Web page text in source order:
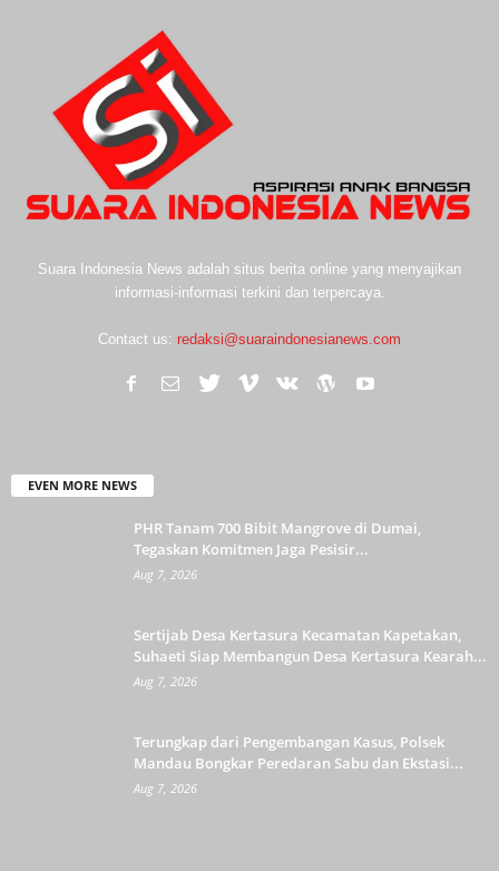
Suara Indonesia News adalah situs berita online yang menyajikan
informasi-informasi terkini dan terpercaya.
Contact us: redaksi@suaraindonesianews.com
EVEN MORE NEWS
PHR Tanam 700 Bibit Mangrove di Dumai,
Tegaskan Komitmen Jaga Pesisir...
Aug 7, 2026
Sertijab Desa Kertasura Kecamatan Kapetakan,
Suhaeti Siap Membangun Desa Kertasura Kearah...
Aug 7, 2026
Terungkap dari Pengembangan Kasus, Polsek
Mandau Bongkar Peredaran Sabu dan Ekstasi...
Aug 7, 2026